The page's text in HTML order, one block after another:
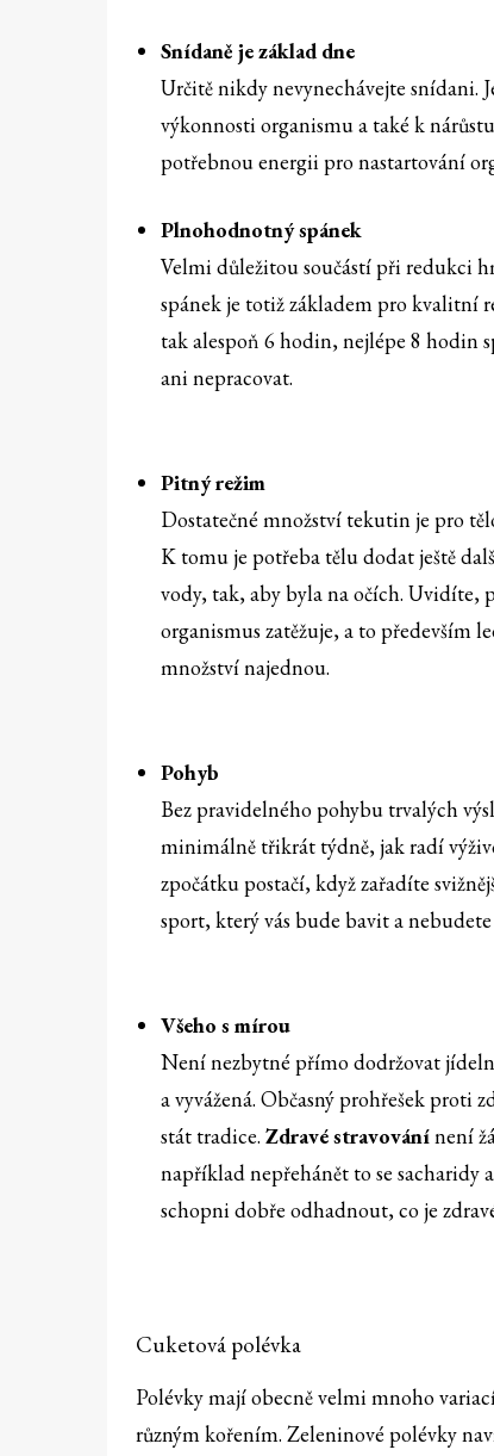
Snídaně je základ dne
Určitě nikdy nevynechávejte snídani.
výkonnosti organismu a také k
potřebnou energii pro nastartování
Plnohodnotný spánek
Velmi důležitou součástí při redukci
spánek je totiž základem pro kvalitní
tak alespoň 6 hodin, nejlépe 8 hodin
ani nepracovat.
Pitný režim
Dostatečné množství tekutin je pro
K tomu je potřeba tělu dodat ještě
vody, tak, aby byla na očích. Uvidíte,
organismus zatěžuje, a to především
množství najednou.
Pohyb
Bez pravidelného pohybu trvalých
minimálně třikrát týdně, jak radí
zpočátku postačí, když zařadíte
sport, který vás bude bavit a
Všeho s mírou
Není nezbytné přímo dodržovat
a vyvážená. Občasný prohřešek proti
stát tradice. Zdravé stravovánínení
například nepřehánět to se sacharidy
schopni dobře odhadnout, co je
Cuketová polévka
Polévky mají obecně velmi mnoho
různým kořením. Zeleninové polévky